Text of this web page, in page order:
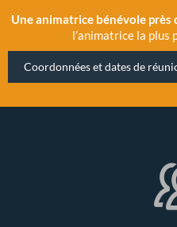
Une animatrice bénévole près
l’animatrice la plus
Coordonnées et dates de